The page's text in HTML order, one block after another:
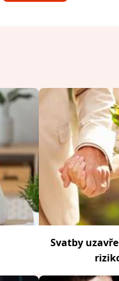
Svatby